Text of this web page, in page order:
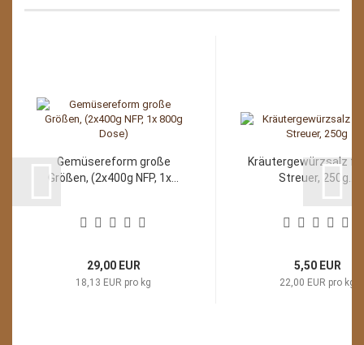
Gemüsereform große
Größen, (2x400g NFP, 1x...
29,00 EUR
18,13 EUR pro kg
Kräutergewürzsalz
Streuer, 250g...
5,50 EUR
22,00 EUR pro kg